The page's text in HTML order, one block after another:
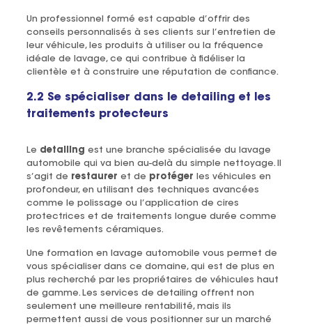
Un professionnel formé est capable d’offrir des
conseils personnalisés à ses clients sur l’entretien de
leur véhicule, les produits à utiliser ou la fréquence
idéale de lavage, ce qui contribue à fidéliser la
clientèle et à construire une réputation de confiance.
2.2 Se spécialiser dans le detailing et les
traitements protecteurs
Le detailing est une branche spécialisée du lavage
automobile qui va bien au-delà du simple nettoyage. Il
s’agit de restaurer et de protéger les véhicules en
profondeur, en utilisant des techniques avancées
comme le polissage ou l’application de cires
protectrices et de traitements longue durée comme
les revêtements céramiques.
Une formation en lavage automobile vous permet de
vous spécialiser dans ce domaine, qui est de plus en
plus recherché par les propriétaires de véhicules haut
de gamme. Les services de detailing offrent non
seulement une meilleure rentabilité, mais ils
permettent aussi de vous positionner sur un marché